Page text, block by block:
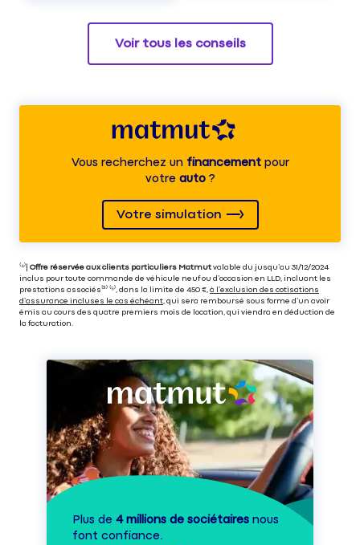
Voir tous les conseils
Vous recherchez unfinancementpour
votre auto?
Votre simulation
⁽⁴⁾| Offre réservée aux clients particuliers Matmut valable du jusqu’au 31/12/2024
inclus pour toute commande de véhicule neuf ou d’occasion en LLD, incluant les
prestations associés⁽³⁾ ⁽⁵⁾, dans la limite de 450 €, à l’exclusion des cotisations
d’assurance incluses le cas échéant, qui sera remboursé sous forme d’un avoir
émis au cours des quatre premiers mois de location, qui viendra en déduction de
la facturation.
Plus de 4 millions de sociétaires nous
font confiance.